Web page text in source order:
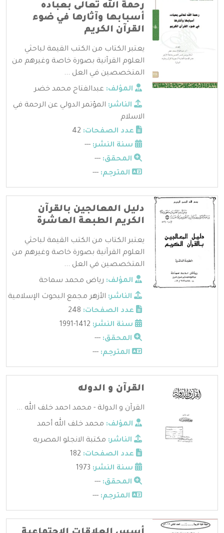
رحمة الله تعالى بعباده
أسبابها وآثارها في ضوء
القرآن الكريم
يعتبر الكتاب من الكتب القيمة لباحثي
العلوم القرآنية بصورة خاصة وغيرهم من
المتخصصين في العل ...
المؤلف: عبدالفتاح محمد خضر
الناشر: المؤتمر الدولي عن الرحمة في
الاسلام
عدد الصفحات:
سنة النشر: ---
المحقق: ---
المترجم: ---
دليل المعالجين بالقرآن
الكريم الطبعة العاشرة
يعتبر الكتاب من الكتب القيمة لباحثي
العلوم القرآنية بصورة خاصة وغيرهم من
المتخصصين في العل ...
المؤلف: رياض محمد سماحة
الناشر: الأزهر مجمع البحوث الإسلامية
عدد الصفحات:
سنة النشر:
المحقق: ---
المترجم: ---
القرآن و الدوله
القرآن و الدولة - محمد احمد خلف الله ...
المؤلف: محمد خلف الله أحمد
الناشر: مكتبة الانجلو المصريه
عدد الصفحات:
سنة النشر:
المحقق: ---
المترجم: ---